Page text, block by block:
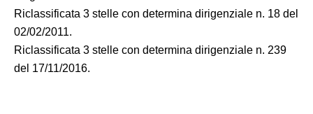
Riclassificata 3 stelle con determina dirigenziale n. 18 del
02/02/2011.
Riclassificata 3 stelle con determina dirigenziale n. 239
del 17/11/2016.